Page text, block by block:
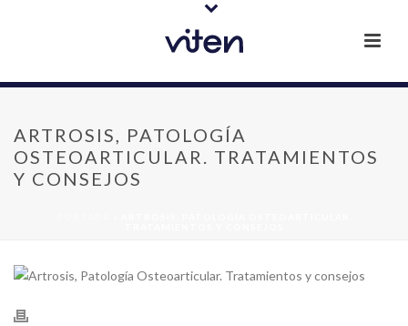
ARTROSIS, PATOLOGÍA
OSTEOARTICULAR. TRATAMIENTOS
Y CONSEJOS